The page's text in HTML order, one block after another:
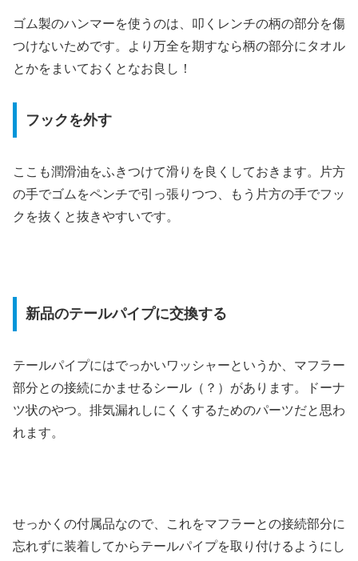
ゴム製のハンマーを使うのは、叩くレンチの柄の部分を傷
つけないためです。より万全を期すなら柄の部分にタオル
とかをまいておくとなお良し！
フックを外す
ここも潤滑油をふきつけて滑りを良くしておきます。片方
の手でゴムをペンチで引っ張りつつ、もう片方の手でフッ
クを抜くと抜きやすいです。
新品のテールパイプに交換する
テールパイプにはでっかいワッシャーというか、マフラー
部分との接続にかませるシール（？）があります。ドーナ
ツ状のやつ。排気漏れしにくくするためのパーツだと思わ
れます。
せっかくの付属品なので、これをマフラーとの接続部分に
忘れずに装着してからテールパイプを取り付けるようにし